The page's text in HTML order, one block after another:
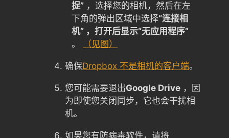
捉” ，选择您的相机，然后在左
下角的弹出区域中选择“连接相
机” ，打开后显示“无应用程序”
。
（见图）
确保Dropbox 不是相机的客户端。
您可能需要退出Google Drive ，因
为即使您关闭同步，它也会干扰相
机。
如果您有防病毒软件，请将